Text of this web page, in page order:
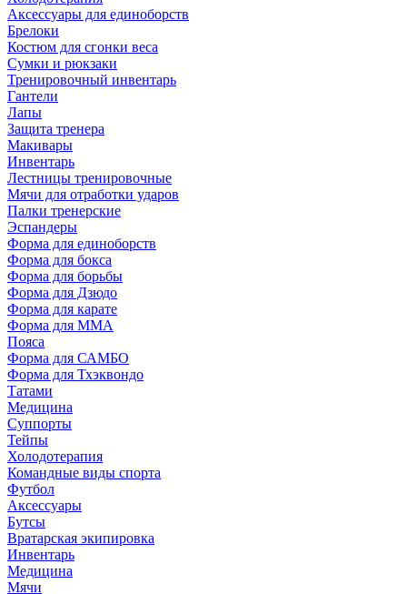
Аксессуары для единоборств
Брелоки
Костюм для сгонки веса
Сумки и рюкзаки
Тренировочный инвентарь
Гантели
Лапы
Защита тренера
Макивары
Инвентарь
Лестницы тренировочные
Мячи для отработки ударов
Палки тренерские
Эспандеры
Форма для единоборств
Форма для бокса
Форма для борьбы
Форма для Дзюдо
Форма для карате
Форма для MMA
Пояса
Форма для САМБО
Форма для Тхэквондо
Татами
Медицина
Суппорты
Тейпы
Холодотерапия
Командные виды спорта
Футбол
Аксессуары
Бутсы
Вратарская экипировка
Инвентарь
Медицина
Мячи